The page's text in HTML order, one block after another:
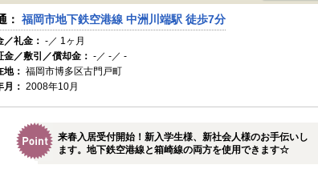
： 福岡市地下鉄空港線 中洲川端駅 徒歩7分
／礼金： -／ 1ヶ月
金／敷引／償却金： -／ -／ -
地： 福岡市博多区古門戸町
月： 2008年10月
来春入居受付開始！新入学生様、新社会人様のお手伝いし
ます。地下鉄空港線と箱崎線の両方を使用できます☆